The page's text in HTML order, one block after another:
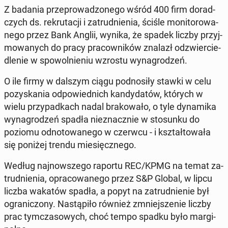
Z badania prze­pro­wa­dzo­ne­go wśród 400 firm do­rad­
czych ds. re­kru­ta­cji i za­trud­nie­nia, ściśle mo­ni­to­ro­wa­
ne­go przez Bank Anglii, wynika, że ​​spa­dek liczby przyj­
mo­wa­nych do pracy pra­cow­ni­ków znalazł od­zwier­cie­
dle­nie w spo­wol­nie­niu wzrostu wy­na­gro­dzeń.
O ile firmy w dalszym ciągu pod­no­si­ły stawki w celu
po­zy­ska­nia od­po­wied­nich kan­dy­da­tów, których w
wielu przy­pad­kach nadal bra­ko­wa­ło, o tyle dy­na­mi­ka
wy­na­gro­dzeń spadła nie­znacz­nie w sto­sun­ku do
poziomu od­no­to­wa­ne­go w czerwcu - i kształ­to­wa­ła
się poniżej trendu mie­sięcz­ne­go.
Według naj­now­sze­go raportu REC/KPMG na temat za­
trud­nie­nia, opra­co­wa­ne­go przez S&P Global, w lipcu
liczba wakatów spadła, a popyt na za­trud­nie­nie był
ogra­ni­czo­ny. Na­stą­pi­ło również zmniej­sze­nie liczby
prac tym­cza­so­wych, choć tempo spadku było mar­gi­